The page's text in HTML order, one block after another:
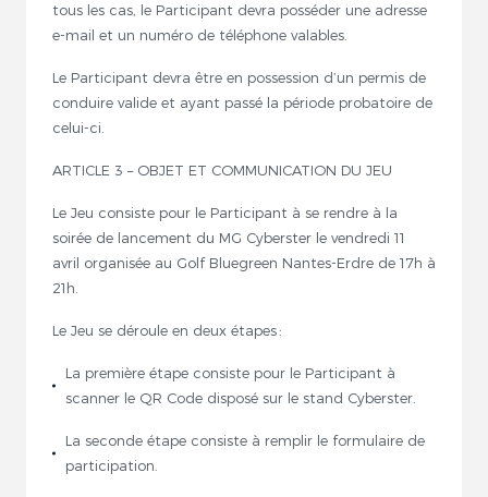
tous les cas, le Participant devra posséder une adresse
e-mail et un numéro de téléphone valables.
Le Participant devra être en possession d’un permis de
conduire valide et ayant passé la période probatoire de
celui-ci.
ARTICLE 3 – OBJET ET COMMUNICATION DU JEU
Le Jeu consiste pour le Participant à se rendre à la
soirée de lancement du MG Cyberster le vendredi 11
avril organisée au Golf Bluegreen Nantes-Erdre de 17h à
21h.
Le Jeu se déroule en deux étapes :
La première étape consiste pour le Participant à
scanner le QR Code disposé sur le stand Cyberster.
La seconde étape consiste à remplir le formulaire de
participation.